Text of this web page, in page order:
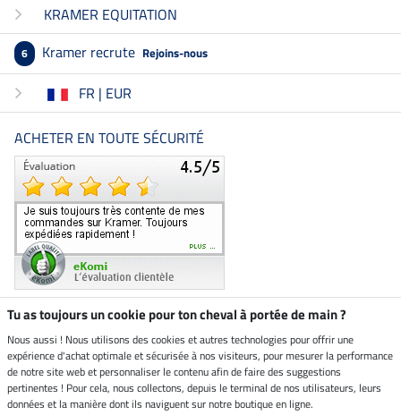
KRAMER EQUITATION
6 Kramer recrute Rejoins-nous
FR | EUR
ACHETER EN TOUTE SÉCURITÉ
Boutique climatiquement
neutre
Livraison par
Tu as toujours un cookie pour ton cheval à portée de main ?
Nous aussi ! Nous utilisons des cookies et autres technologies pour offrir une
expérience d'achat optimale et sécurisée à nos visiteurs, pour mesurer la performance
de notre site web et personnaliser le contenu afin de faire des suggestions
pertinentes ! Pour cela, nous collectons, depuis le terminal de nos utilisateurs, leurs
données et la manière dont ils naviguent sur notre boutique en ligne.